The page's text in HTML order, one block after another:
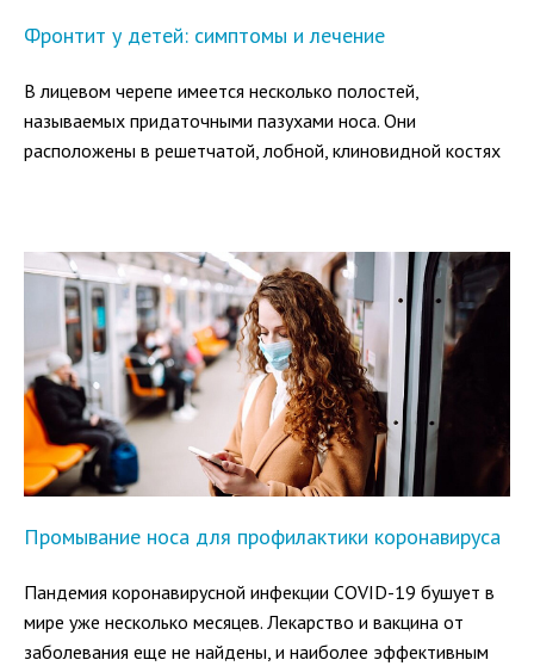
Фронтит у детей: симптомы и лечение
В лицевом черепе имеется несколько полостей,
называемых придаточными пазухами носа. Они
расположены в решетчатой, лобной, клиновидной костях
Промывание носа для профилактики коронавируса
Пандемия коронавирусной инфекции COVID-19 бушует в
мире уже несколько месяцев. Лекарство и вакцина от
заболевания еще не найдены, и наиболее эффективным